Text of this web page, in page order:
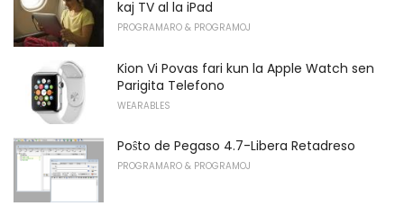
kaj TV al la iPad
PROGRAMARO & PROGRAMOJ
Kion Vi Povas fari kun la Apple Watch sen
Parigita Telefono
WEARABLES
Poŝto de Pegaso 4.7-Libera Retadreso
PROGRAMARO & PROGRAMOJ